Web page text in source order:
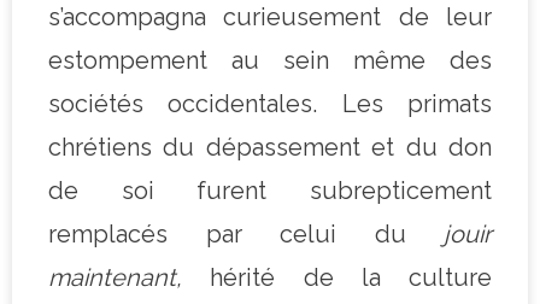
s’accompagna curieusement de leur
estompement au sein même des
sociétés occidentales. Les primats
chrétiens du dépassement et du don
de soi furent subrepticement
remplacés par celui du jouir
maintenant, hérité de la culture